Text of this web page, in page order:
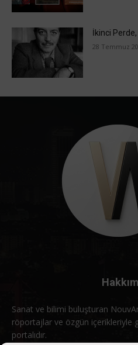
İkinci Perde,
28 Temmuz
Sanat ve bilimi buluşturan
röportajlar ve özgün içerikleriyle
portalıdır.